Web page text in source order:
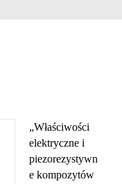
„Właściwości
elektryczne i
piezorezystywn
e kompozytów